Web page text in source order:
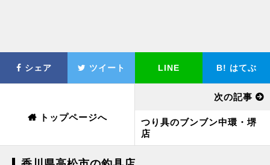
シェア ツイート LINE B! はてぶ
トップページへ
次の記事
つり具のブンブン中環・堺
店